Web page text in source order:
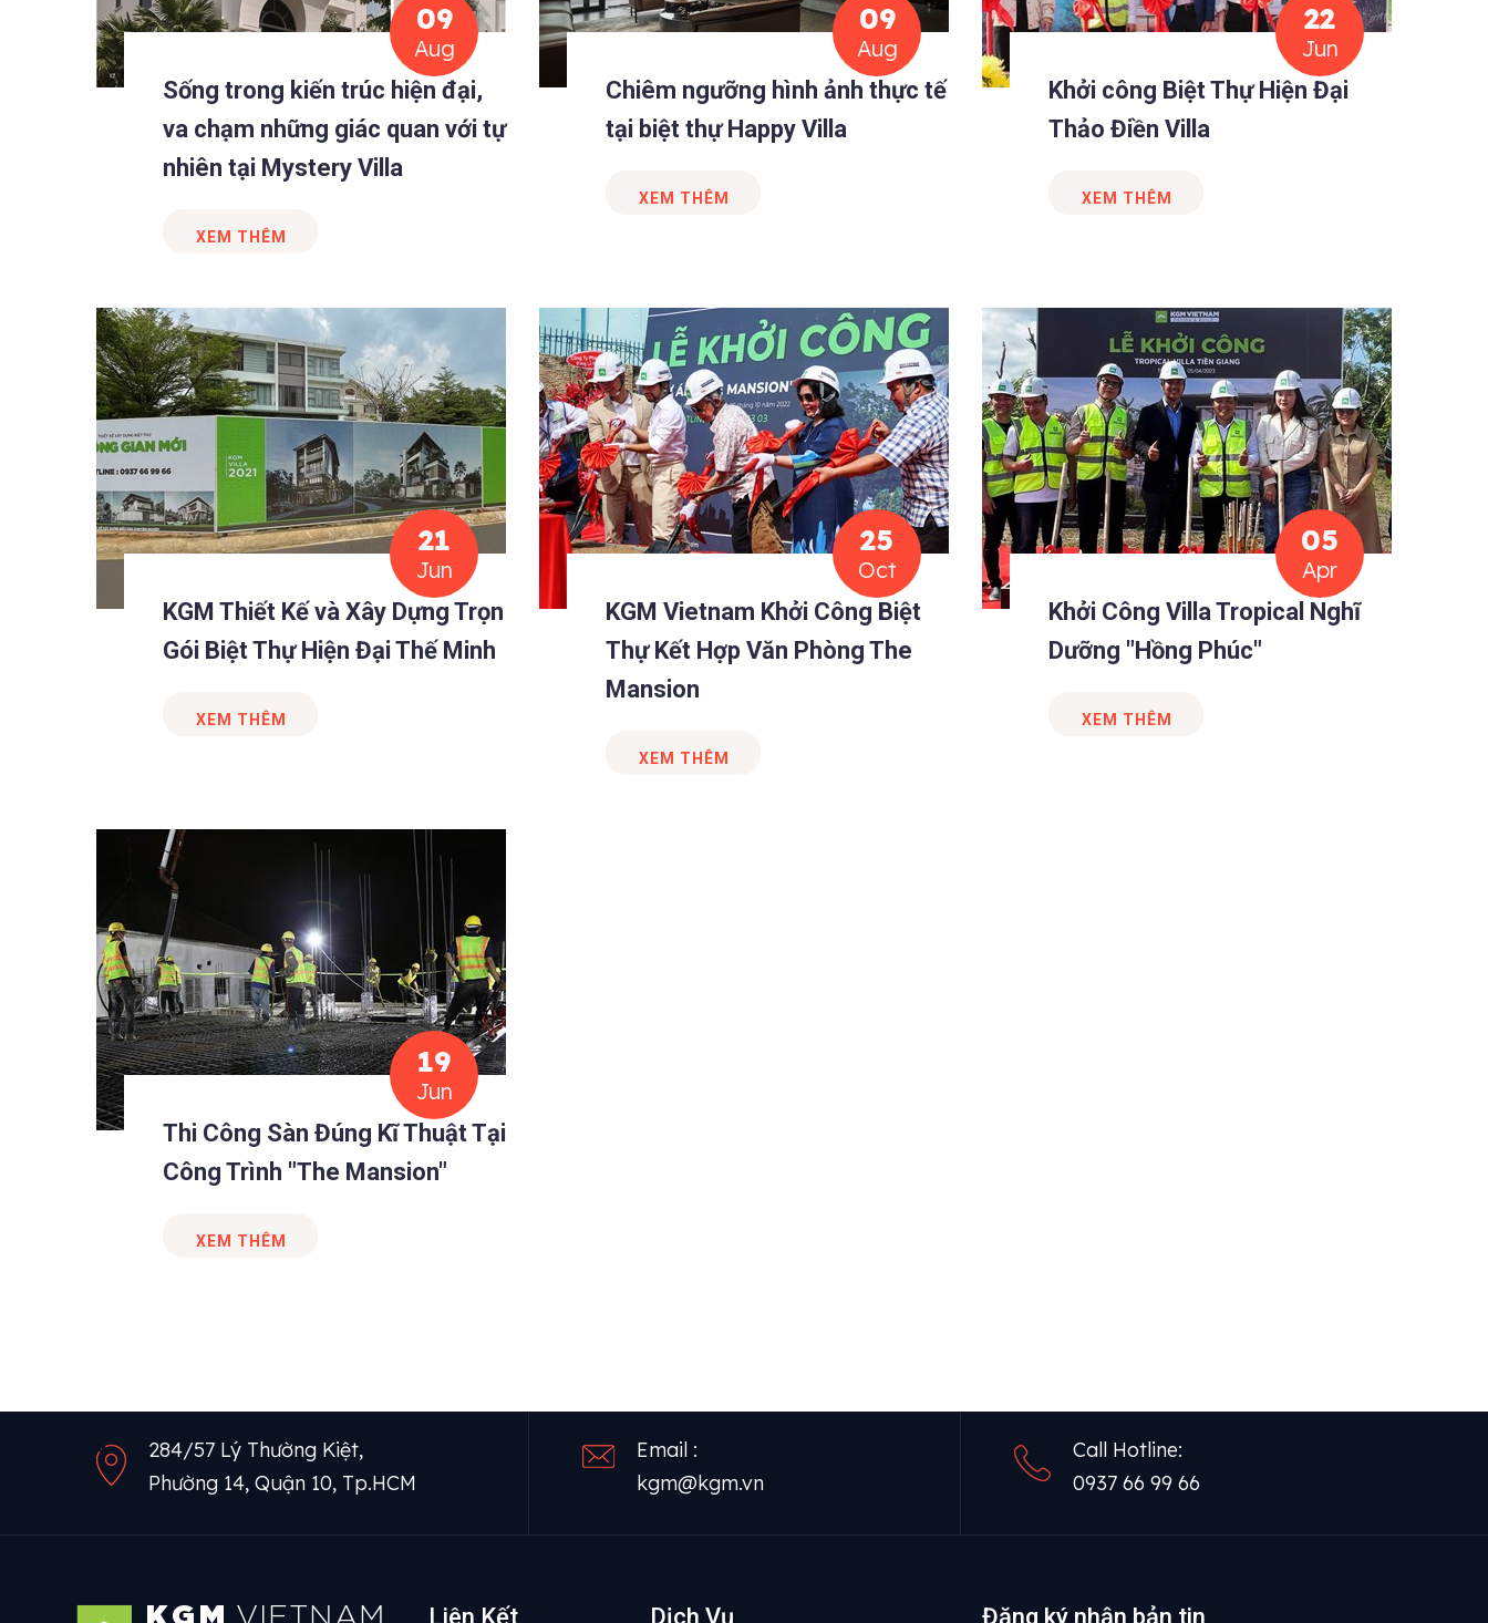
09
Aug
Sống trong kiến trúc hiện đại,
va chạm những giác quan với tự
nhiên tại Mystery Villa
XEM THÊM
09
Aug
Chiêm ngưỡng hình ảnh thực tế
tại biệt thự Happy Villa
XEM THÊM
22
Jun
Khởi công Biệt Thự Hiện Đại
Thảo Điền Villa
XEM THÊM
21
Jun
KGM Thiết Kế và Xây Dựng Trọn
Gói Biệt Thự Hiện Đại Thế Minh
XEM THÊM
25
Oct
KGM Vietnam Khởi Công Biệt
Thự Kết Hợp Văn Phòng The
Mansion
XEM THÊM
05
Apr
Khởi Công Villa Tropical Nghĩ
Dưỡng "Hồng Phúc"
XEM THÊM
19
Jun
Thi Công Sàn Đúng Kĩ Thuật Tại
Công Trình "The Mansion"
XEM THÊM
284/57 Lý Thường Kiệt,
Phường 14, Quận 10, Tp.HCM
Email :
kgm@kgm.vn
Call Hotline:
0937 66 99 66
KGM VIETNAM Liên Kết Dịch Vụ Đăng ký nhận bản tin